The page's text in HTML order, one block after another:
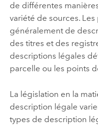
de différentes
variété de sources.
généralement de
des titres et des
descriptions légales
parcelle ou les points
La législation en la
description légale
types de description